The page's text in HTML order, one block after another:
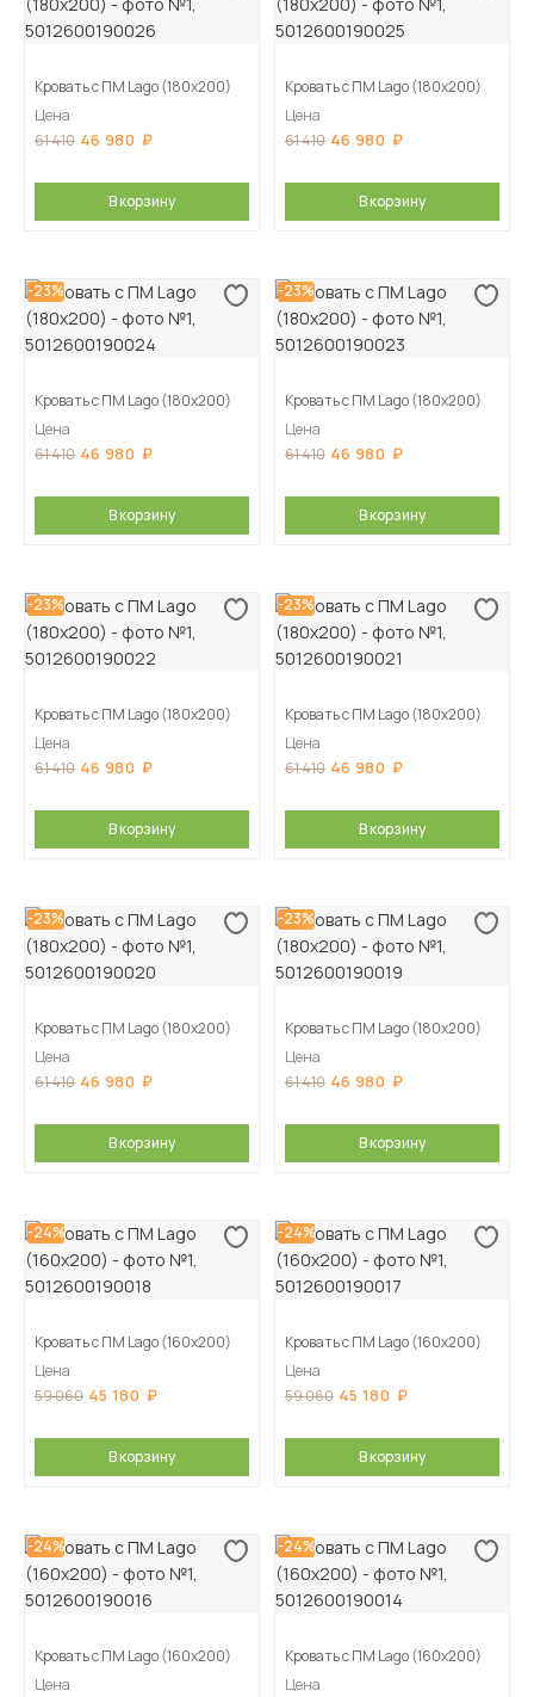
Кровать с ПМ Lago (180х200)
Цена
61 410 46 980
В корзину
Кровать с ПМ Lago (180х200)
Цена
61 410 46 980
В корзину
-23%
Кровать с ПМ Lago (180х200)
Цена
61 410 46 980
В корзину
-23%
Кровать с ПМ Lago (180х200)
Цена
61 410 46 980
В корзину
-23%
Кровать с ПМ Lago (180х200)
Цена
61 410 46 980
В корзину
-23%
Кровать с ПМ Lago (180х200)
Цена
61 410 46 980
В корзину
-23%
Кровать с ПМ Lago (180х200)
Цена
61 410 46 980
В корзину
-23%
Кровать с ПМ Lago (180х200)
Цена
61 410 46 980
В корзину
-24%
Кровать с ПМ Lago (160х200)
Цена
59 060 45 180
В корзину
-24%
Кровать с ПМ Lago (160х200)
Цена
59 060 45 180
В корзину
-24%
Кровать с ПМ Lago (160х200)
Цена
-24%
Кровать с ПМ Lago (160х200)
Цена